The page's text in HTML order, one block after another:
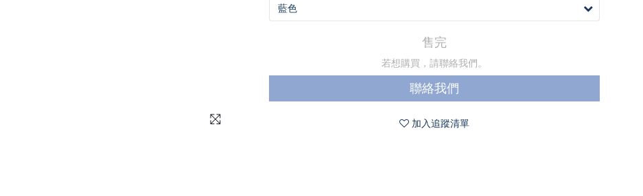
售完
若想購買，請聯絡我們。
聯絡我們
加入追蹤清單